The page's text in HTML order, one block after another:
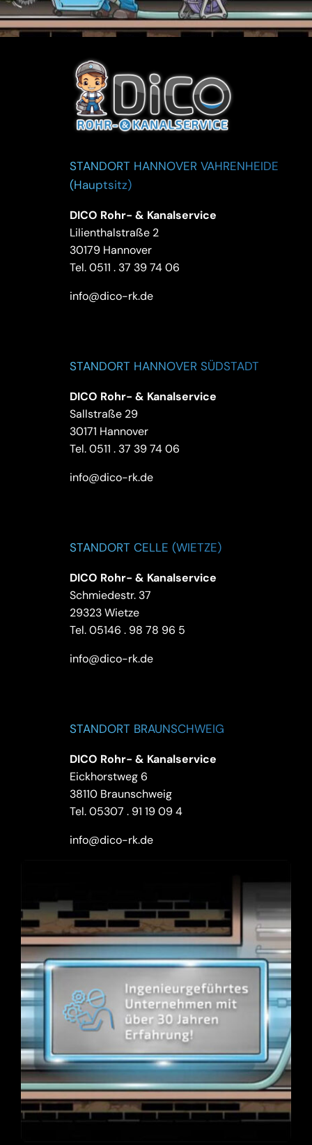
STANDORT HANNOVER VAHRENHEIDE
(Hauptsitz)
DICO Rohr- & Kanalservice
Lilienthalstraße 2
30179 Hannover
Tel.0511 . 37 39 74 06
info@dico-rk.de
STANDORT HANNOVER SÜDSTADT
DICO Rohr- & Kanalservice
Sallstraße 29
30171 Hannover
Tel.0511 . 37 39 74 06
info@dico-rk.de
STANDORT CELLE (WIETZE)
DICO Rohr- & Kanalservice
Schmiedestr. 37
29323 Wietze
Tel.05146 . 98 78 96 5
info@dico-rk.de
STANDORT BRAUNSCHWEIG
DICO Rohr- & Kanalservice
Eickhorstweg 6
38110 Braunschweig
Tel.05307 . 91 19 09 4
info@dico-rk.de